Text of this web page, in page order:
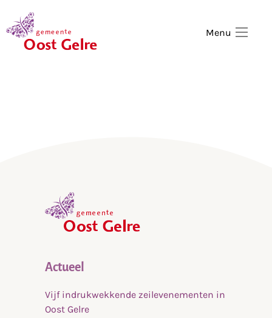
Menu
Actueel
Vijf indrukwekkende zeilevenementen in
Oost Gelre